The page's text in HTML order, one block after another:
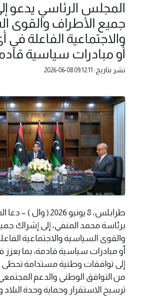
المجلس الرئاسي يدعو
جميع الأطراف والقوى
والاجتماعية الفاعلة في
أو مبادرات سياسية
نشر بتاريخ: 2026-06-08 09:12:11
طرابلس، 8 يونيو 2026 (
برئاسة محمد المنفي، إلى إشراك
والقوى السياسية والاجتماعية
أو مبادرات سياسية قادمة، بما
إلى توافقات وطنية مستدامة
من التوافق الوطني والدعم
ترسيخ الاستقرار وحماية وحدة